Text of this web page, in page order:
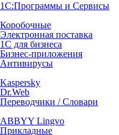
1С:Программы и Сервисы
Коробочные
Электронная поставка
1С для бизнеса
Бизнес-приложения
Антивирусы
Kaspersky
Dr.Web
Переводчики / Словари
ABBYY Lingvo
Прикладные